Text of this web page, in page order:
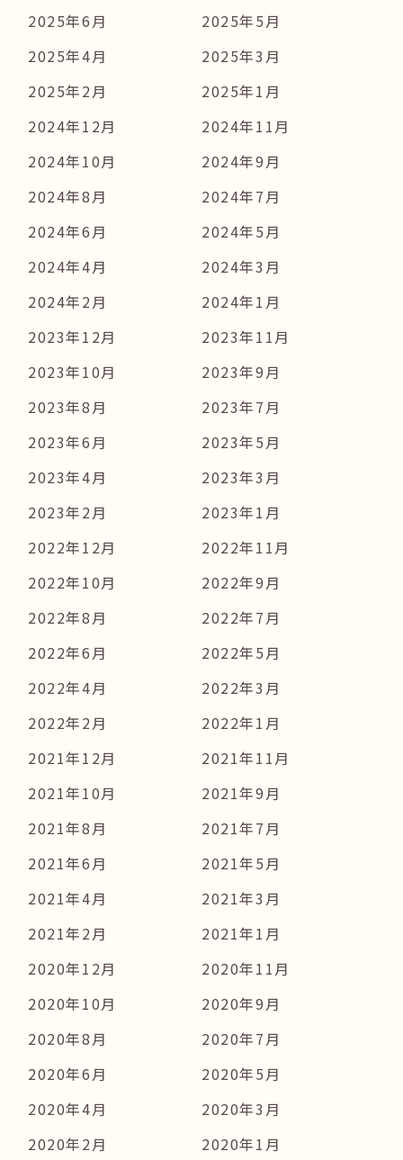
2025年6月
2025年5月
2025年4月
2025年3月
2025年2月
2025年1月
2024年12月
2024年11月
2024年10月
2024年9月
2024年8月
2024年7月
2024年6月
2024年5月
2024年4月
2024年3月
2024年2月
2024年1月
2023年12月
2023年11月
2023年10月
2023年9月
2023年8月
2023年7月
2023年6月
2023年5月
2023年4月
2023年3月
2023年2月
2023年1月
2022年12月
2022年11月
2022年10月
2022年9月
2022年8月
2022年7月
2022年6月
2022年5月
2022年4月
2022年3月
2022年2月
2022年1月
2021年12月
2021年11月
2021年10月
2021年9月
2021年8月
2021年7月
2021年6月
2021年5月
2021年4月
2021年3月
2021年2月
2021年1月
2020年12月
2020年11月
2020年10月
2020年9月
2020年8月
2020年7月
2020年6月
2020年5月
2020年4月
2020年3月
2020年2月
2020年1月